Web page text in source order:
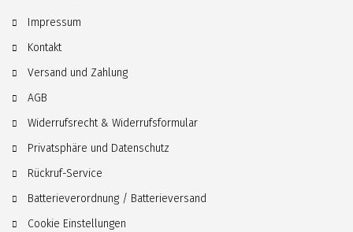
Impressum
Kontakt
Versand und Zahlung
AGB
Widerrufsrecht & Widerrufsformular
Privatsphäre und Datenschutz
Rückruf-Service
Batterieverordnung / Batterieversand
Cookie Einstellungen